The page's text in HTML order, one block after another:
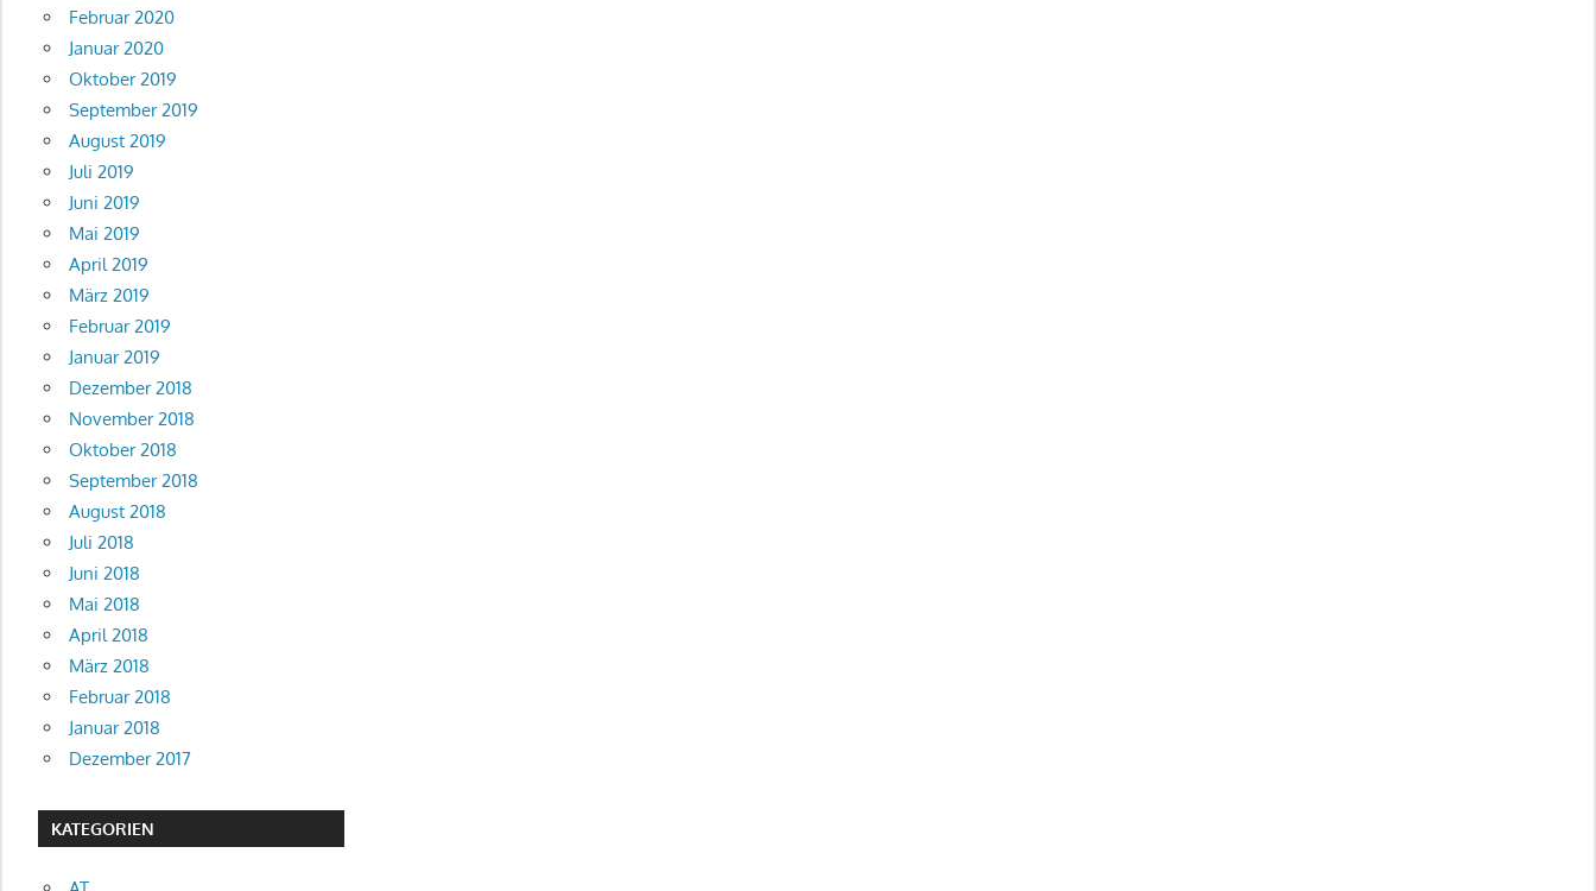
Februar 2020
Januar 2020
Oktober 2019
September 2019
August 2019
Juli 2019
Juni 2019
Mai 2019
April 2019
März 2019
Februar 2019
Januar 2019
Dezember 2018
November 2018
Oktober 2018
September 2018
August 2018
Juli 2018
Juni 2018
Mai 2018
April 2018
März 2018
Februar 2018
Januar 2018
Dezember 2017
KATEGORIEN